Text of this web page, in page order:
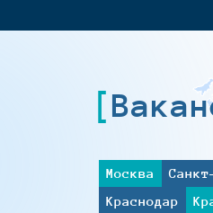
Москва
Краснодар